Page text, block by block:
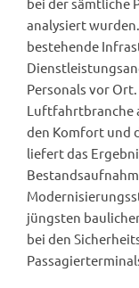
analysiert
bestehende
Personals vor
Luftfahrtbranche
den Komfort und
liefert das
jüngsten
bei den